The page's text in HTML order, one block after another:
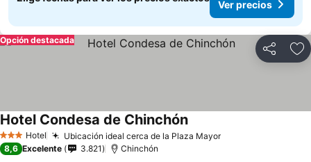
Ver precios
Compartir
Opción destacada
3 Estrellas
Hotel Ubicación ideal cerca de la Plaza Mayor
Hotel Condesa de Chinchón
8,6 Excelente 3.821 Chinchón